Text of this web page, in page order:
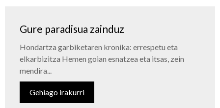
Gure paradisua zainduz
Hondartza garbiketaren kronika: errespetu eta
elkarbizitza Hemen goian esnatzea eta itsas, zein
mendira...
Gehiago irakurri